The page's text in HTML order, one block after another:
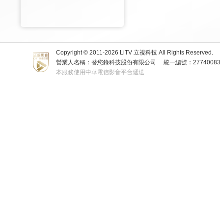
Copyright © 2011-2026 LiTV 立視科技 All Rights Reserved.
營業人名稱：替您錄科技股份有限公司
統一編號：
本服務使用中華電信影音平台遞送